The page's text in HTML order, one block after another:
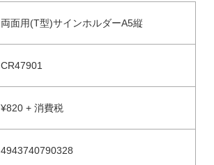
両面用(T型)サインホルダーA5縦
CR47901
¥820 + 消費税
4943740790328